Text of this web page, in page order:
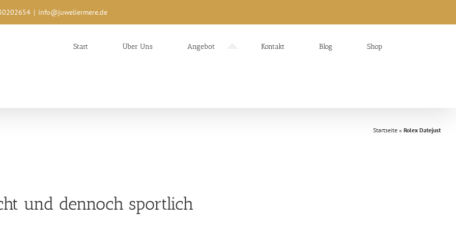
| info@juweliermere.de
Start Über Uns Angebot Kontakt Blog Shop
Startseite » Rolex Datejust
und dennoch sportlich